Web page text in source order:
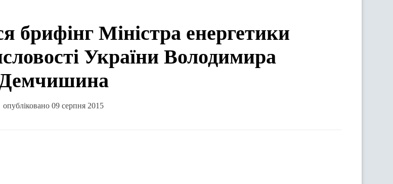
брифінг Міністра енергетики
України Володимира
опубліковано 09 серпня 2015